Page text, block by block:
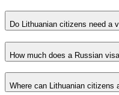
Do Lithuanian citizens need a
How much does a Russian
Where can Lithuanian citizens